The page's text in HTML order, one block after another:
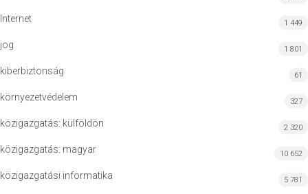
Internet 1 449
jog 1 801
kiberbiztonság 61
környezetvédelem 327
közigazgatás: külföldön 2 320
közigazgatás: magyar 10 652
közigazgatási informatika 5 781